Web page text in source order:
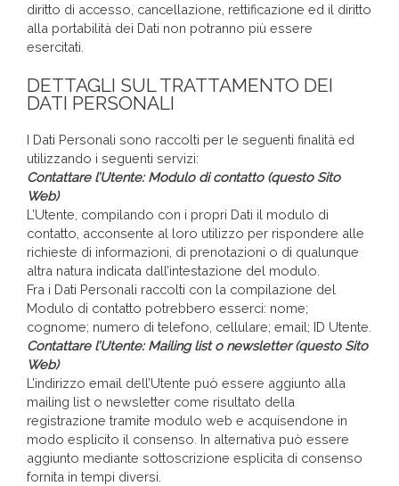
diritto di accesso, cancellazione, rettificazione ed il diritto
alla portabilità dei Dati non potranno più essere
esercitati.
DETTAGLI SUL TRATTAMENTO DEI
DATI PERSONALI
I Dati Personali sono raccolti per le seguenti finalità ed
utilizzando i seguenti servizi:
Contattare l’Utente: Modulo di contatto (questo Sito
Web)
L’Utente, compilando con i propri Dati il modulo di
contatto, acconsente al loro utilizzo per rispondere alle
richieste di informazioni, di prenotazioni o di qualunque
altra natura indicata dall’intestazione del modulo.
Fra i Dati Personali raccolti con la compilazione del
Modulo di contatto potrebbero esserci: nome;
cognome; numero di telefono, cellulare; email; ID Utente.
Contattare l’Utente: Mailing list o newsletter (questo Sito
Web)
L’indirizzo email dell’Utente può essere aggiunto alla
mailing list o newsletter come risultato della
registrazione tramite modulo web e acquisendone in
modo esplicito il consenso. In alternativa può essere
aggiunto mediante sottoscrizione esplicita di consenso
fornita in tempi diversi.